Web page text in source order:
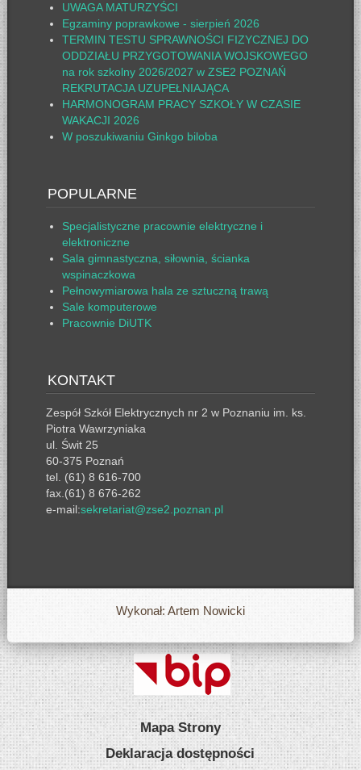
UWAGA MATURZYŚCI
Egzaminy poprawkowe - sierpień 2026
TERMIN TESTU SPRAWNOŚCI FIZYCZNEJ DO
ODDZIAŁU PRZYGOTOWANIA WOJSKOWEGO
na rok szkolny 2026/2027 w ZSE2 POZNAŃ
REKRUTACJA UZUPEŁNIAJĄCA
HARMONOGRAM PRACY SZKOŁY W CZASIE
WAKACJI 2026
W poszukiwaniu Ginkgo biloba
POPULARNE
Specjalistyczne pracownie elektryczne i
elektroniczne
Sala gimnastyczna, siłownia, ścianka
wspinaczkowa
Pełnowymiarowa hala ze sztuczną trawą
Sale komputerowe
Pracownie DiUTK
KONTAKT
Zespół Szkół Elektrycznych nr 2 w Poznaniu im. ks.
Piotra Wawrzyniaka
ul. Świt 25
60-375 Poznań
tel. (61) 8 616-700
fax.(61) 8 676-262
e-mail:sekretariat@zse2.poznan.pl
Wykonał: Artem Nowicki
Mapa Strony
Deklaracja dostępności